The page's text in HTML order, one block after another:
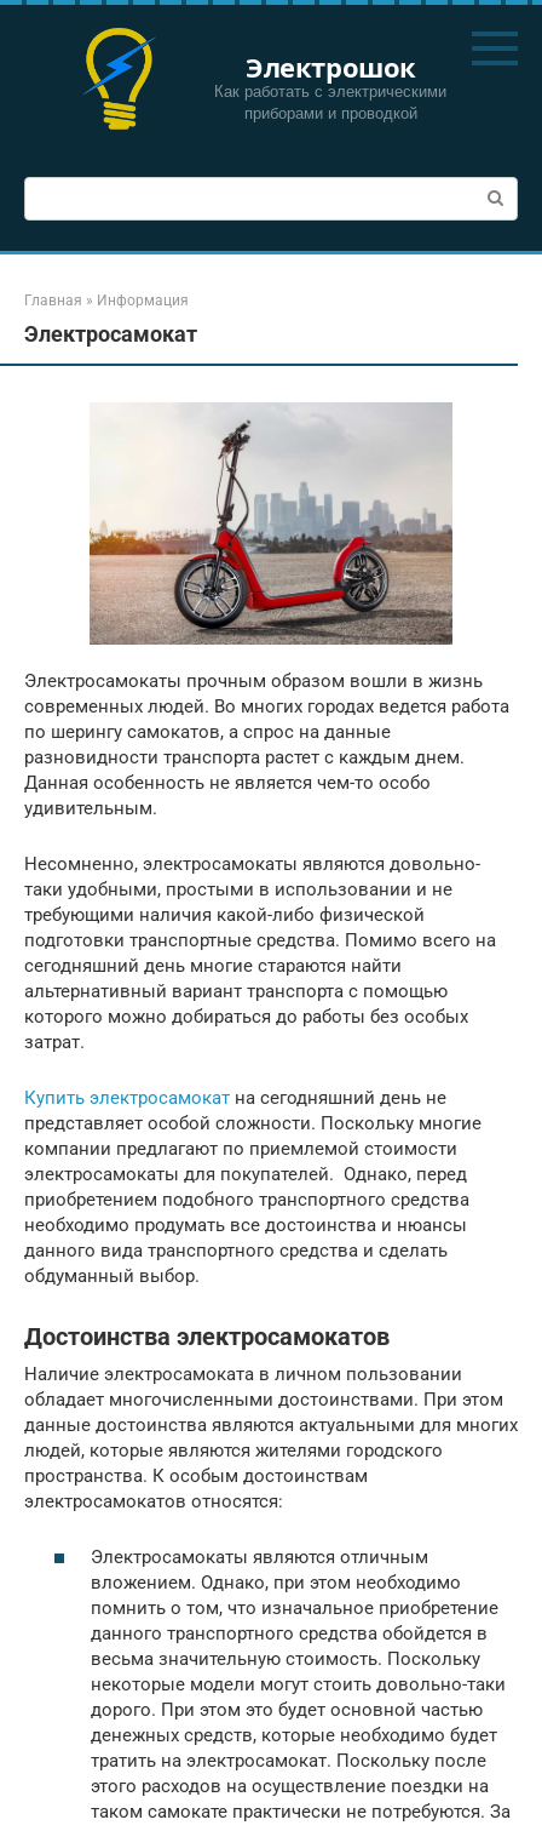
Перейти
Электрошок
Как работать с электрическими
приборами и проводкой
Поиск:
Главная » Информация
Электросамокат
Электросамокаты прочным образом вошли в жизнь
современных людей. Во многих городах ведется работа
по шерингу самокатов, а спрос на данные
разновидности транспорта растет с каждым днем.
Данная особенность не является чем-то особо
удивительным.
Несомненно, электросамокаты являются довольно-
таки удобными, простыми в использовании и не
требующими наличия какой-либо физической
подготовки транспортные средства. Помимо всего на
сегодняшний день многие стараются найти
альтернативный вариант транспорта с помощью
которого можно добираться до работы без особых
затрат.
Купить электросамокат на сегодняшний день не
представляет особой сложности. Поскольку многие
компании предлагают по приемлемой стоимости
электросамокаты для покупателей. Однако, перед
приобретением подобного транспортного средства
необходимо продумать все достоинства и нюансы
данного вида транспортного средства и сделать
обдуманный выбор.
Достоинства электросамокатов
Наличие электросамоката в личном пользовании
обладает многочисленными достоинствами. При этом
данные достоинства являются актуальными для многих
людей, которые являются жителями городского
пространства. К особым достоинствам
электросамокатов относятся:
Электросамокаты являются отличным
вложением. Однако, при этом необходимо
помнить о том, что изначальное приобретение
данного транспортного средства обойдется в
весьма значительную стоимость. Поскольку
некоторые модели могут стоить довольно-таки
дорого. При этом это будет основной частью
денежных средств, которые необходимо будет
тратить на электросамокат. Поскольку после
этого расходов на осуществление поездки на
таком самокате практически не потребуются. За